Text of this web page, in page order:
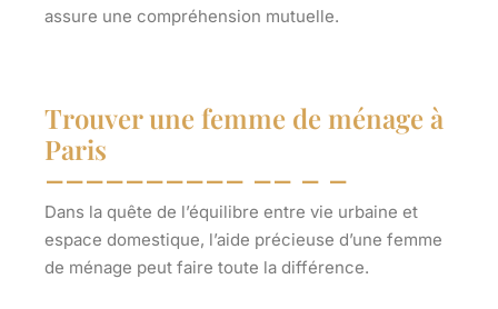
assure une compréhension mutuelle.
Trouver une femme de ménage à
Paris
Dans la quête de l’équilibre entre vie urbaine et
espace domestique, l’aide précieuse d’une femme
de ménage peut faire toute la différence.